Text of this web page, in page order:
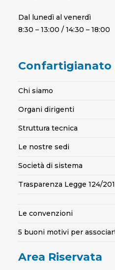
Dal lunedì al venerdì
8:30 – 13:00 / 14:30 – 18:00
Confartigianato
Chi siamo
Organi dirigenti
Struttura tecnica
Le nostre sedi
Società di sistema
Trasparenza Legge 124/
Le convenzioni
5 buoni motivi per
Area Riservata